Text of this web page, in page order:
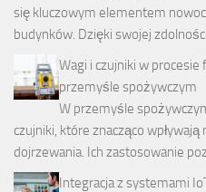
się kluczowym elementem
budynków. Dzięki swojej
Wagi i czujniki w
przemyśle spożywczym
W przemyśle
czujniki, które znacząco
dojrzewania. Ich zastosowanie
Integracja z systemami